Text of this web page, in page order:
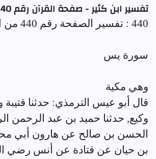
تفسير ابن كثير - صفحة القرآن رقم 440
440 : تفسير الصفحة رقم 440 من القرآن الكريم
سورة يس
وهي مكية
قال أبو عيس الترمذي: حدثنا
وكيع, حدثنا حميد بن عبد الرحمن
الحسن بن صالح عن هارون أبي
بن حيان عن قتادة عن أنس رضي